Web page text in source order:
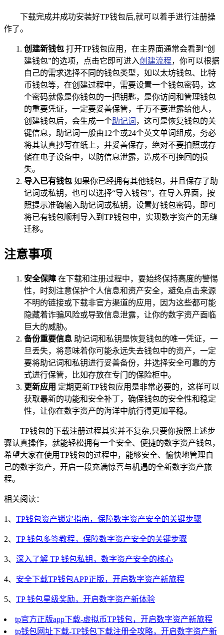
下载完成并成功安装好TP钱包后,就可以着手进行注册操
作了。
创建新钱包 打开TP钱包应用，在主界面通常会看到“创
建钱包”的选项，点击它即可进入创建流程，你可以根据
自己的需求选择不同的钱包类型，如以太坊钱包、比特
币钱包等，在创建过程中，需要设置一个钱包密码，这
个密码就像是你钱包的一把钥匙，是你访问和管理钱包
的重要凭证，一定要妥善保管，千万不要泄露给他人，
创建钱包后，会生成一个助记词 ，这可是恢复钱包的关
键信息，助记词一般由12个或24个英文单词组成，务必
将其认真抄写在纸上，并妥善保存，绝对不要拍照或存
储在电子设备中，以防信息泄露，造成不可挽回的损
失。
导入已有钱包 如果你已经拥有其他钱包，并且保存了助
记词或私钥，也可以选择“导入钱包”，在导入界面，按
照提示准确输入助记词或私钥，设置好钱包密码，即可
将已有钱包顺利导入到TP钱包中，实现数字资产的无缝
迁移。
注意事项
安全保障 在下载和注册过程中，要始终保持高度的警惕
性，时刻注意保护个人信息和资产安全，避免点击来源
不明的链接或下载非官方渠道的应用，因为这些都可能
隐藏着诈骗风险或导致信息泄露，让你的数字资产面临
巨大的威胁。
备份重要信息 助记词和私钥是恢复钱包的唯一凭证，一
旦丢失，将意味着你可能永远失去钱包中的资产，一定
要将助记词和私钥进行妥善备份，并选择安全可靠的方
式进行保管，比如存放在专门的保险柜中。
更新应用 定期更新TP钱包应用是非常必要的，这样可以
获取最新的功能和安全补丁，确保钱包的安全性和稳定
性，让你在数字资产的海洋中航行得更加平稳。
TP钱包的下载注册过程其实并不复杂,只要你按照上述步
骤认真操作，就能轻松拥有一个安全、便捷的数字资产钱包，
希望大家在使用TP钱包的过程中，能够安全、愉快地管理自
己的数字资产，开启一段充满惊喜与机遇的全新数字资产旅
程。
相关阅读：
1、 TP钱包资产锁定指南，保障数字资产安全的关键步骤
2、 TP 钱包多签教程，保障数字资产安全的关键步骤
3、 深入了解 TP 钱包私钥，数字资产安全的核心
4、 安全下载TP钱包APP正版，开启数字资产新旅程
5、 TP 钱包星级奖励，开启数字资产新体验
tp官方正版app下载-虚拟币TP钱包，开启数字资产新旅程
tp钱包网址下载-TP钱包下载注册全攻略，开启数字资产新